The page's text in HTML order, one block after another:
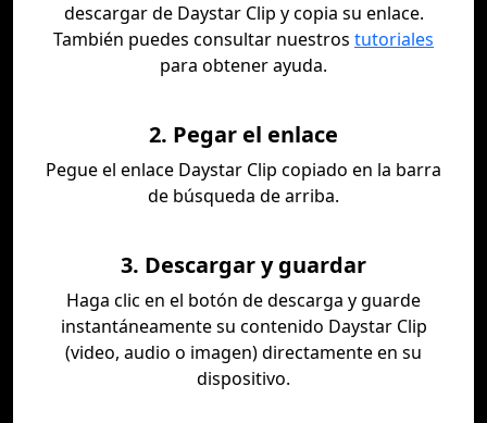
descargar de Daystar Clip y copia su enlace.
También puedes consultar nuestros tutoriales
para obtener ayuda.
2. Pegar el enlace
Pegue el enlace Daystar Clip copiado en la barra
de búsqueda de arriba.
3. Descargar y guardar
Haga clic en el botón de descarga y guarde
instantáneamente su contenido Daystar Clip
(video, audio o imagen) directamente en su
dispositivo.